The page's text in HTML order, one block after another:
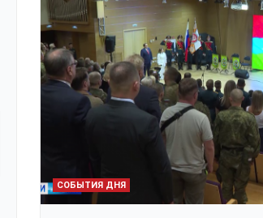
СОБЫТИЯ ДНЯ